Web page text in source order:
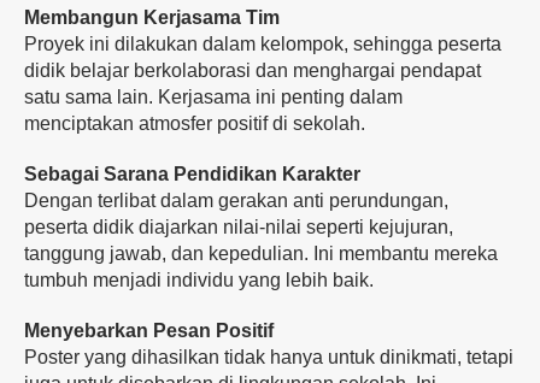
Membangun Kerjasama Tim
Proyek ini dilakukan dalam kelompok, sehingga peserta
didik belajar berkolaborasi dan menghargai pendapat
satu sama lain. Kerjasama ini penting dalam
menciptakan atmosfer positif di sekolah.
Sebagai Sarana Pendidikan Karakter
Dengan terlibat dalam gerakan anti perundungan,
peserta didik diajarkan nilai-nilai seperti kejujuran,
tanggung jawab, dan kepedulian. Ini membantu mereka
tumbuh menjadi individu yang lebih baik.
Menyebarkan Pesan Positif
Poster yang dihasilkan tidak hanya untuk dinikmati, tetapi